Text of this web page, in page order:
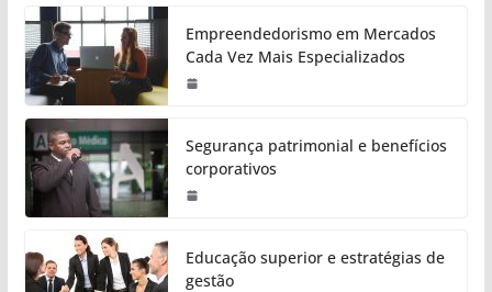
Empreendedorismo em Mercados
Cada Vez Mais Especializados
Segurança patrimonial e benefícios
corporativos
Educação superior e estratégias de
gestão